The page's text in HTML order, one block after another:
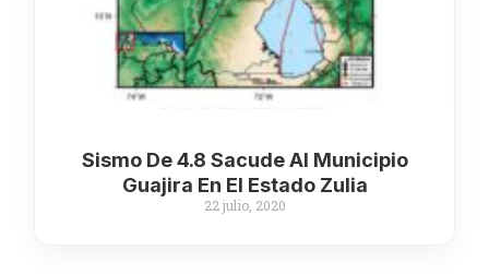
Sismo De 4.8 Sacude Al Municipio
Guajira En El Estado Zulia
22 julio, 2020